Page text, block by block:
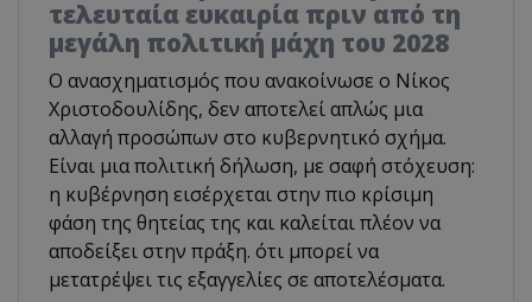
τελευταία ευκαιρία πριν από τη
μεγάλη πολιτική μάχη του 2028
Ο ανασχηματισμός που ανακοίνωσε ο Νίκος
Χριστοδουλίδης, δεν αποτελεί απλώς μια
αλλαγή προσώπων στο κυβερνητικό σχήμα.
Είναι μια πολιτική δήλωση, με σαφή στόχευση:
η κυβέρνηση εισέρχεται στην πιο κρίσιμη
φάση της θητείας της και καλείται πλέον να
αποδείξει στην πράξη. ότι μπορεί να
μετατρέψει τις εξαγγελίες σε αποτελέσματα.